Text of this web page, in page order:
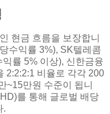
현금 흐름을 보장합니
수익률 3%), SK텔레콤
률 5% 이상), 신한금융
2:2:2:1 비율로 각각 200
~15만원 수준이 됩니
를 통해 글로벌 배당
.